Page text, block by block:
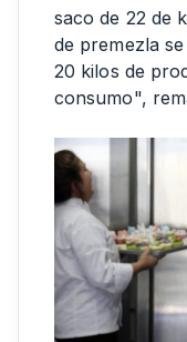
saco de 22 de
de premezla
20 kilos de
consumo",